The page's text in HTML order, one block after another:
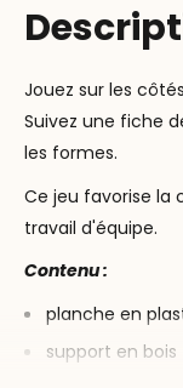
Jouez sur les
Suivez une fiche
les formes.
Ce jeu favorise la
travail d'équipe.
Contenu :
planche en
support en bois